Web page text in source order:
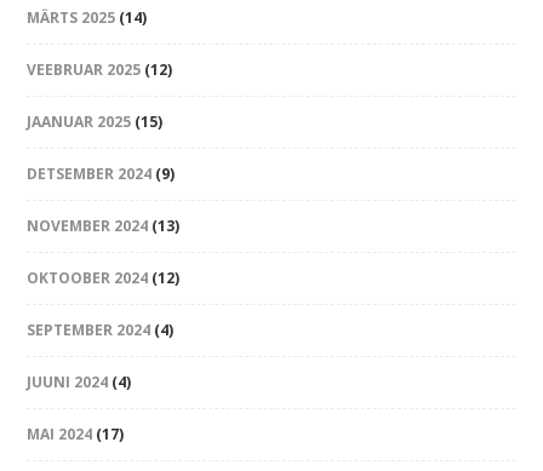
MÄRTS 2025 (14)
VEEBRUAR 2025 (12)
JAANUAR 2025 (15)
DETSEMBER 2024 (9)
NOVEMBER 2024 (13)
OKTOOBER 2024 (12)
SEPTEMBER 2024 (4)
JUUNI 2024 (4)
MAI 2024 (17)